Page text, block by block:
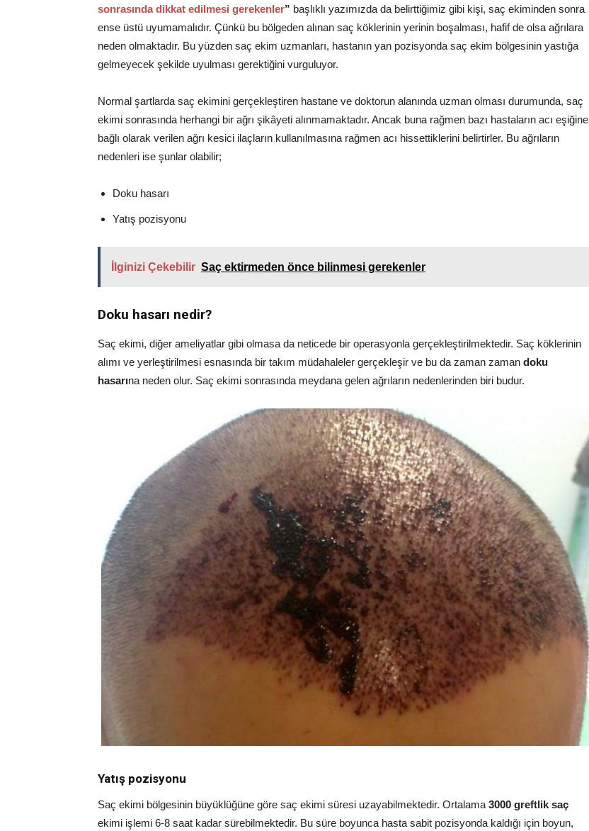
sonrasında dikkat edilmesi gerekenler” başlıklı yazımızda da belirttiğimiz gibi kişi, saç ekiminden sonra
ense üstü uyumamalıdır. Çünkü bu bölgeden alınan saç köklerinin yerinin boşalması, hafif de olsa ağrılara
neden olmaktadır. Bu yüzden saç ekim uzmanları, hastanın yan pozisyonda saç ekim bölgesinin yastığa
gelmeyecek şekilde uyulması gerektiğini vurguluyor.
Normal şartlarda saç ekimini gerçekleştiren hastane ve doktorun alanında uzman olması durumunda, saç
ekimi sonrasında herhangi bir ağrı şikâyeti alınmamaktadır. Ancak buna rağmen bazı hastaların acı eşiğine
bağlı olarak verilen ağrı kesici ilaçların kullanılmasına rağmen acı hissettiklerini belirtirler. Bu ağrıların
nedenleri ise şunlar olabilir;
Doku hasarı
Yatış pozisyonu
İlginizi Çekebilir Saç ektirmeden önce bilinmesi gerekenler
Doku hasarı nedir?
Saç ekimi, diğer ameliyatlar gibi olmasa da neticede bir operasyonla gerçekleştirilmektedir. Saç köklerinin
alımı ve yerleştirilmesi esnasında bir takım müdahaleler gerçekleşir ve bu da zaman zaman doku
hasarına neden olur. Saç ekimi sonrasında meydana gelen ağrıların nedenlerinden biri budur.
Yatış pozisyonu
Saç ekimi bölgesinin büyüklüğüne göre saç ekimi süresi uzayabilmektedir. Ortalama 3000 greftlik saç
ekimi işlemi 6-8 saat kadar sürebilmektedir. Bu süre boyunca hasta sabit pozisyonda kaldığı için boyun,